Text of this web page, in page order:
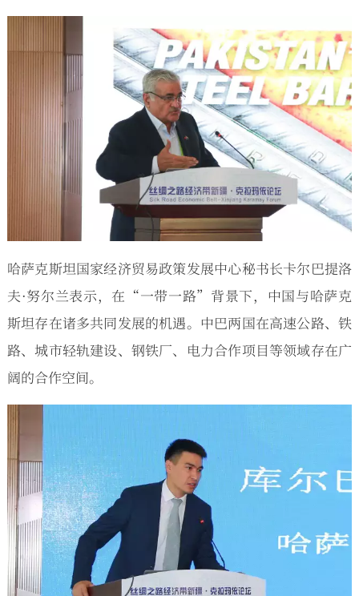
哈萨克斯坦国家经济贸易政策发展中心秘书长卡尔巴提洛
夫·努尔兰表示，在“一带一路”背景下，中国与哈萨克
斯坦存在诸多共同发展的机遇。中巴两国在高速公路、铁
路、城市轻轨建设、钢铁厂、电力合作项目等领域存在广
阔的合作空间。